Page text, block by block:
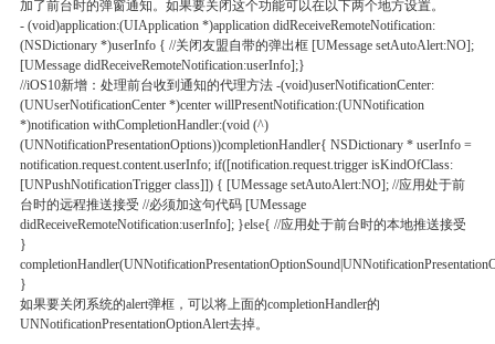
加了前台时的弹窗通知。如果要关闭这个功能可以在以下两个地方设置。
- (void)application:(UIApplication *)application didReceiveRemoteNotification:
(NSDictionary *)userInfo { //关闭友盟自带的弹出框 [UMessage setAutoAlert:NO];
[UMessage didReceiveRemoteNotification:userInfo];}
//iOS10新增：处理前台收到通知的代理方法 -(void)userNotificationCenter:
(UNUserNotificationCenter *)center willPresentNotification:(UNNotification
*)notification withCompletionHandler:(void (^)
(UNNotificationPresentationOptions))completionHandler{ NSDictionary * userInfo =
notification.request.content.userInfo; if([notification.request.trigger isKindOfClass:
[UNPushNotificationTrigger class]]) { [UMessage setAutoAlert:NO]; //应用处于前
台时的远程推送接受 //必须加这句代码 [UMessage
didReceiveRemoteNotification:userInfo]; }else{ //应用处于前台时的本地推送接受
}
}
如果要关闭系统的alert弹框，可以将上面的completionHandler的
UNNotificationPresentationOptionAlert去掉。